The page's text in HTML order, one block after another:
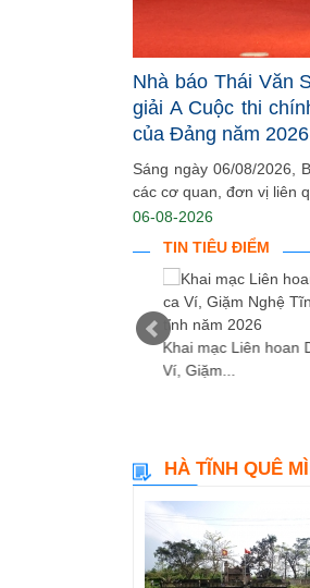
Nhà báo Thái Văn
giải A Cuộc thi
của Đảng năm 2026
Sáng ngày 06/08/2026,
các cơ quan, đơn vị liên
06-08-2026
TIN TIÊU ĐIỂM
Khai mạc Liên hoan
Ví, Giặm...
HÀ TĨNH QUÊ